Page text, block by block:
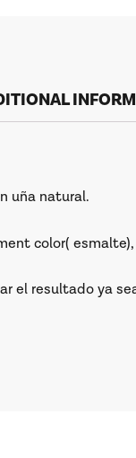
uña natural.
color(
el resultado ya